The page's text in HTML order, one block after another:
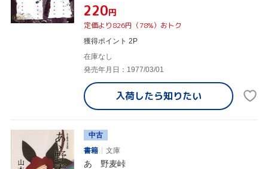
¥220円
定価より826円（78%）おトク
獲得ポイント 2P
在庫なし
発売年月日：1977/03/01
入荷したら知りたい
中古
書籍
文庫
あゝ野麦峠